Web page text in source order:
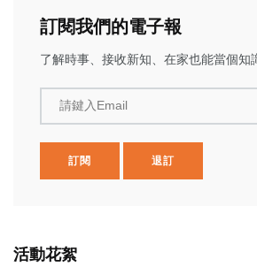
訂閱我們的電子報
了解時事、接收新知、在家也能當個知
請鍵入Email
訂閱 退訂
活動花絮